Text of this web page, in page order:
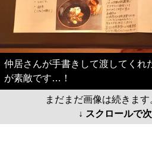
仲居さんが手書きして渡してくれ
が素敵です…！
まだまだ画像は続きます
↓ スクロールで